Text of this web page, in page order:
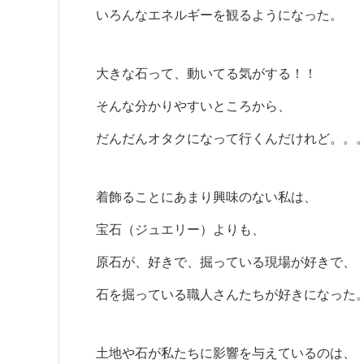
いろんなエネルギーを観るようになった。
大きな石って、動いてる気がする！！
そんな分かりやすいところから、
だんだんオタクになって行くんだけれど。。
着飾ることにあまり興味のない私は、
宝石（ジュエリー）よりも、
原石が、好きで、掘っている現場が好きで、
石を掘っている職人さんたちが好きになった。
土地や石が私たちに影響を与えているのは、